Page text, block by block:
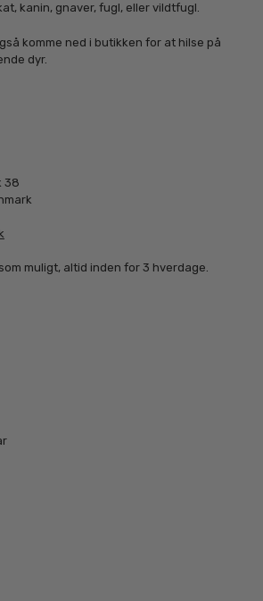
kanin, gnaver, fugl, eller vildtfugl.
komme ned i butikken for at hilse på
dyr.
38
muligt, altid inden for 3 hverdage.